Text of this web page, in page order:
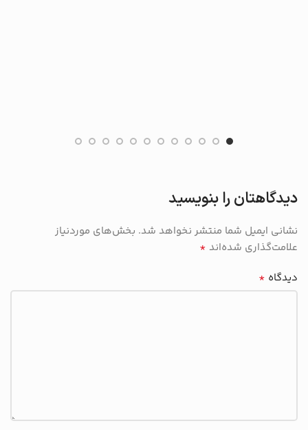
دیدگاهتان را بنویسید
نشانی ایمیل شما منتشر نخواهد شد. بخش‌های موردنیاز
علامت‌گذاری شده‌اند *
دیدگاه *